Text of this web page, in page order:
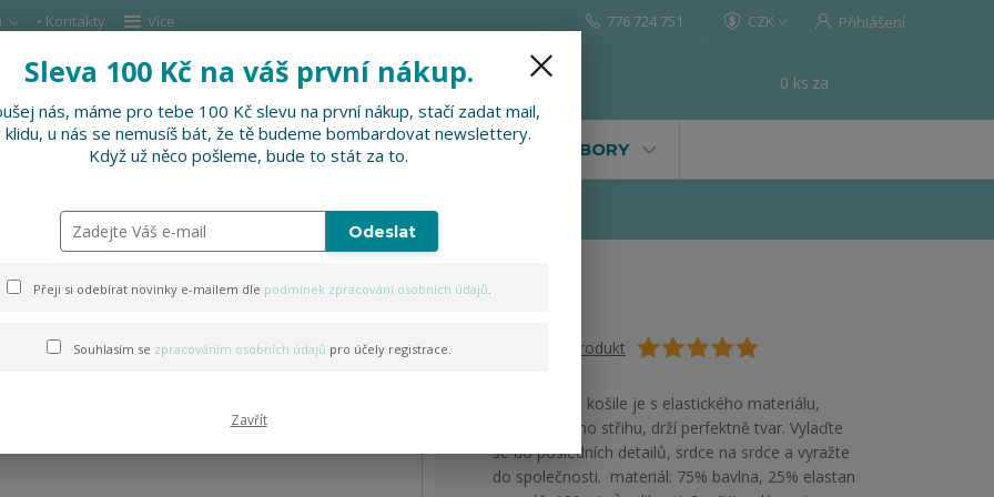
• Kontakty Více CZK Přihlášení
Hledat
776 724 751
0 ks za
DOPLŇKY SLEVNĚNO PRO FIRMY, FESTIVALY, SOUBORY
košile
Ohodnotit produkt
Společenská košile je s elastického materiálu,
vypasovaného střihu, drží perfektně tvar. Vylaďte
se do posledních detailů, srdce na srdce a vyražte
do společnosti. materiál: 75% bavlna, 25% elastan
Sleva 100 Kč na váš první nákup.
nás, máme pro tebe 100 Kč slevu na první nákup, stačí zadat mail,
klidu, u nás se nemusíš bát, že tě budeme bombardovat newslettery.
Když už něco pošleme, bude to stát za to.
Odeslat
Přeji si odebírat novinky e-mailem dle podmínek zpracování osobních údajů.
Souhlasím se zpracováním osobních údajů pro účely registrace.
Zavřít